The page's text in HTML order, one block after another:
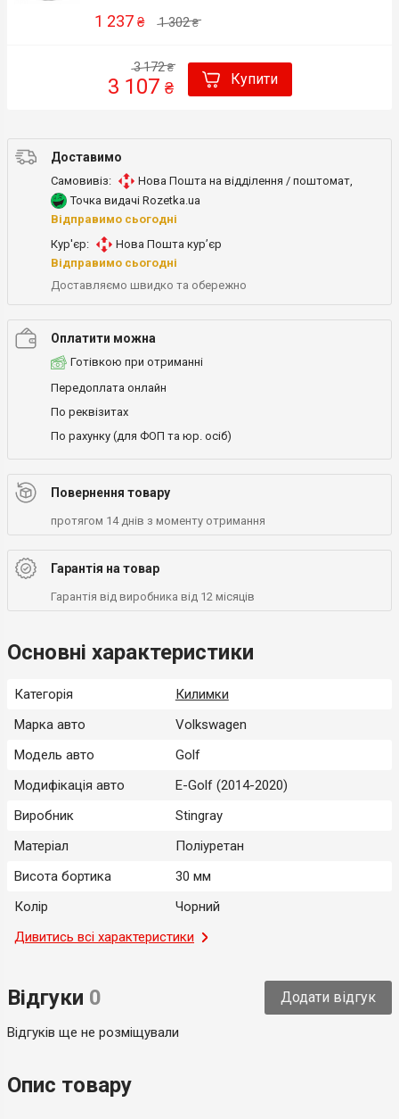
1 302₴
1 237 ₴
3 172₴
3 107 ₴ Купити
Доставимо
Самовивіз: Нова Пошта на відділення / поштомат,
Точка видачі Rozetka.ua
Відправимо сьогодні
Кур'єр:
Нова Пошта кур’єр
Відправимо сьогодні
Доставляємо швидко та обережно
Оплатити можна
Готівкою при отриманні
Передоплата онлайн
По реквізитах
По рахунку (для ФОП та юр. осіб)
Повернення товару
протягом 14 днів з моменту отримання
Гарантія на товар
Гарантія від виробника від 12 місяців
Основні характеристики
Категорія
Килимки
Марка авто
Volkswagen
Модель авто
Golf
Модифікація авто
E-Golf (2014-2020)
Виробник
Stingray
Матеріал
Поліуретан
Висота бортика
30 мм
Колір
Чорний
Місце застосування
Салон
Країна-виробник
Дивитись всі характеристики
Відгуки 0 Додати відгук
Відгуків ще не розміщували
Опис товару